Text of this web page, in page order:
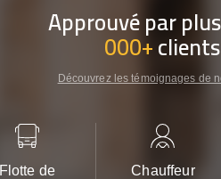
Approuvé par
000+clients
Découvrez les témoignages de
Flotte de
Chauffeur